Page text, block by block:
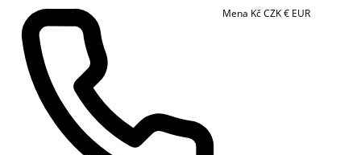
Mena KčCZK€ EUR